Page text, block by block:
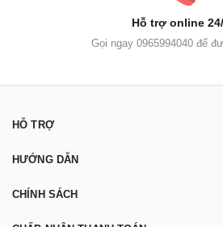
Hỗ trợ online
Gọi ngay 0965994040 để
HỖ TRỢ
HƯỚNG DẪN
CHÍNH SÁCH